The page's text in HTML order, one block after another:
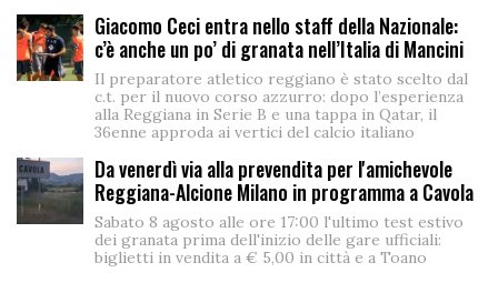
Giacomo Ceci entra nello staff della Nazionale:
c’è anche un po’ di granata nell’Italia di Mancini
Il preparatore atletico reggiano è stato scelto dal
c.t. per il nuovo corso azzurro: dopo l’esperienza
alla Reggiana in Serie B e una tappa in Qatar, il
36enne approda ai vertici del calcio italiano
Da venerdì via alla prevendita per l'amichevole
Reggiana-Alcione Milano in programma a Cavola
Sabato 8 agosto alle ore 17:00 l'ultimo test estivo
dei granata prima dell'inizio delle gare ufficiali:
biglietti in vendita a € 5,00 in città e a Toano